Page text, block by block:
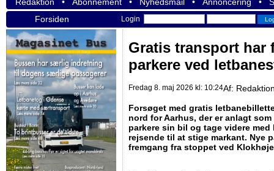
Forsiden
Login
Gratis transport har
parkere ved
Fredag 8. maj 2026 kl: 10:24Af:
Forsøget med gratis
nord for Aarhus, der er anlagt
parkere sin bil og tage videre
rejsende til at stige markant. Nye
fremgang fra stoppet ved